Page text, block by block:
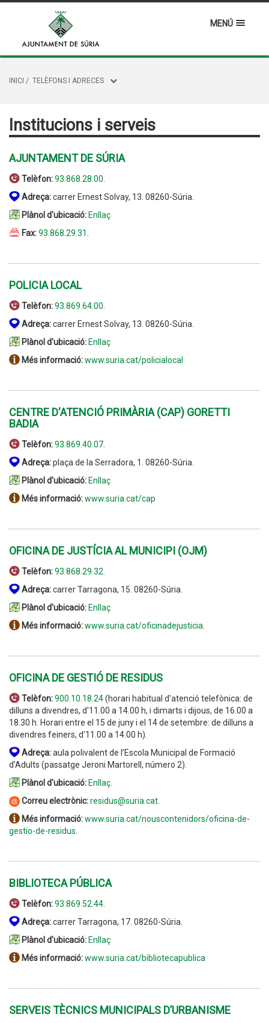
MENÚ
INICI / TELÈFONS I ADRECES
Institucions i serveis
AJUNTAMENT DE SÚRIA
Telèfon:93.868.28.00
Adreça:carrer Ernest Solvay, 13. 08260-Súria.
Plànol d'ubicació: Enllaç
Fax:93.868.29.31
POLICIA LOCAL
Telèfon:93.869.64.00
Adreça:carrer Ernest Solvay, 13. 08260-Súria.
Plànol d'ubicació: Enllaç
Més informació:www.suria.cat/policialocal
CENTRE D'ATENCIÓ PRIMÀRIA (CAP) GORETTI
BADIA
Telèfon:93.869.40.07
Adreça:plaça de la Serradora, 1. 08260-Súria.
Plànol d'ubicació: Enllaç
Més informació:www.suria.cat/cap
OFICINA DE JUSTÍCIA AL MUNICIPI (OJM)
Telèfon:93.868.29.32
Adreça:carrer Tarragona, 15. 08260-Súria.
Plànol d'ubicació: Enllaç
Més informació:www.suria.cat/oficinadejusticia
OFICINA DE GESTIÓ DE RESIDUS
Telèfon:900.10.18.24(horari habitual d'atenció telefònica: de
dilluns a divendres, d'11.00 a 14.00 h, i dimarts i dijous, de 16.00 a
18.30 h. Horari entre el 15 de juny i el 14 de setembre: de dilluns a
divendres feiners, d'11.00 a 14.00 h).
Adreça:aula polivalent de l’Escola Municipal de Formació
d’Adults (passatge Jeroni Martorell, número 2).
Plànol d'ubicació: Enllaç
Correu electrònic:residus@suria.cat
Més informació:www.suria.cat/nouscontenidors/oficina-de-
gestio-de-residus.
BIBLIOTECA PÚBLICA
Telèfon:93.869.52.44.
Adreça:carrer Tarragona, 17. 08260-Súria.
Plànol d'ubicació: Enllaç
Més informació:www.suria.cat/bibliotecapublica
SERVEIS TÈCNICS MUNICIPALS D’URBANISME